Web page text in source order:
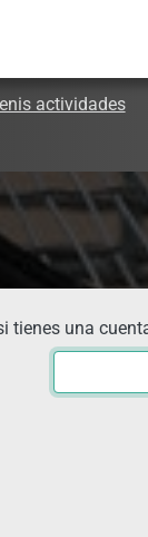
actividades
tienes una